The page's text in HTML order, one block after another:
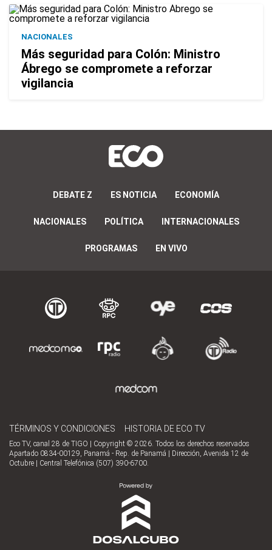
NACIONALES
Más seguridad para Colón: Ministro
Ábrego se compromete a reforzar
vigilancia
DEBATE Z ES NOTICIA ECONOMÍA
NACIONALES POLÍTICA INTERNACIONALES
PROGRAMAS EN VIVO
TÉRMINOS Y CONDICIONES HISTORIA DE ECO TV
Eco TV, canal 28 de TIGO | Copyright © 2026. Todos los derechos reservados
Apartado 0834-00129, Panamá - Rep. de Panamá | Dirección, Avenida 12 de
Octubre | Central Telefónica (507) 390-6700.